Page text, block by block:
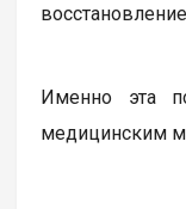
Именно эта
медицинским